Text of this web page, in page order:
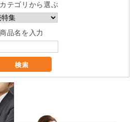
テゴリから選ぶ
商品名を入力